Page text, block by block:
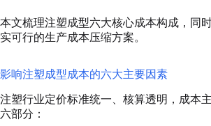
本文梳理注塑成型六大核心成本构成，同
实可行的生产成本压缩方案。
影响注塑成型成本的六大主要因素
注塑行业定价标准统一、核算透明，成本
六部分：